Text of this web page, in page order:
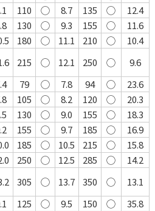
110 ◯ 8.7 135 ◯
12.4
130 ◯ 9.3 155 ◯
11.6
180 ◯ 11.1 210 ◯
10.4
215 ◯ 12.1 250 ◯ 9.6
79 ◯ 7.8 94 ◯
23.6
105 ◯ 8.2 120 ◯
20.3
130 ◯ 9.0 155 ◯
18.3
155 ◯ 9.7 185 ◯
16.9
185 ◯ 10.5 215 ◯
15.8
250 ◯ 12.5 285 ◯
14.2
305 ◯ 13.7 350 ◯ 13.1
125 ◯ 9.5 150 ◯
35.8